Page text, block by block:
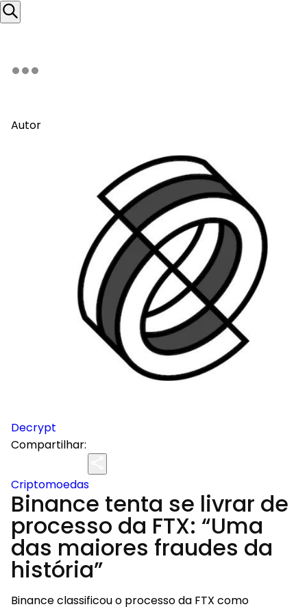
Autor
Decrypt
Compartilhar:
Criptomoedas
Binance tenta se livrar de
processo da FTX: “Uma
das maiores fraudes da
história”
Binance classificou o processo da FTX como